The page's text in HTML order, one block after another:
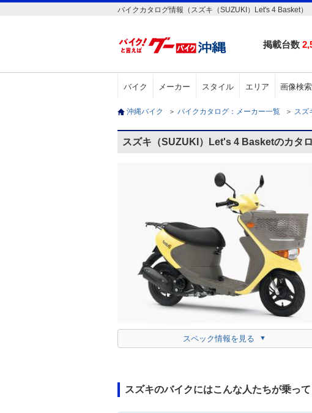
バイクカタログ情報（スズキ（SUZUKI）Let's 4 Basket）
掲載台数
バイク メーカー スタイル エリア 画像検索
沖縄バイク ＞ バイクカタログ：メーカー一覧 ＞ スズ
スズキ（SUZUKI）Let's 4 Basketのカタ
スペック情報を見る
スズキのバイクにはこんな人たちが乗っ